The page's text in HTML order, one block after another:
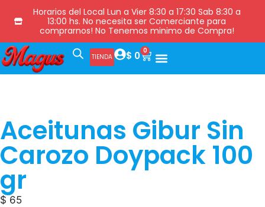
Horarios del Local Lun a Vier 8:30 a 17:30 Sab 8:30 a
13:00 hs. No necesita ser Comerciante para
comprarnos! No Tenemos minimo de Compra!
TIENDA $ 0 0
Aceitunas Gibur Sin
Carozo Doypack 100
gr
$ 65